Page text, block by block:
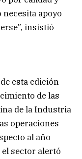
apoyo
insistió
esta edición
de las
de la Industria
operaciones
al año
sector alertó